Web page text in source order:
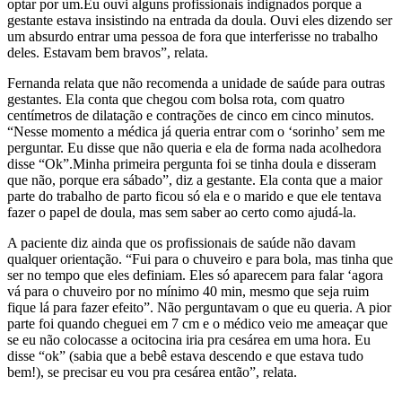
optar por um.Eu ouvi alguns profissionais indignados porque a
gestante estava insistindo na entrada da doula. Ouvi eles dizendo ser
um absurdo entrar uma pessoa de fora que interferisse no trabalho
deles. Estavam bem bravos”, relata.
Fernanda relata que não recomenda a unidade de saúde para outras
gestantes. Ela conta que chegou com bolsa rota, com quatro
centímetros de dilatação e contrações de cinco em cinco minutos.
“Nesse momento a médica já queria entrar com o ‘sorinho’ sem me
perguntar. Eu disse que não queria e ela de forma nada acolhedora
disse “Ok”.Minha primeira pergunta foi se tinha doula e disseram
que não, porque era sábado”, diz a gestante. Ela conta que a maior
parte do trabalho de parto ficou só ela e o marido e que ele tentava
fazer o papel de doula, mas sem saber ao certo como ajudá-la.
A paciente diz ainda que os profissionais de saúde não davam
qualquer orientação. “Fui para o chuveiro e para bola, mas tinha que
ser no tempo que eles definiam. Eles só aparecem para falar ‘agora
vá para o chuveiro por no mínimo 40 min, mesmo que seja ruim
fique lá para fazer efeito”. Não perguntavam o que eu queria. A pior
parte foi quando cheguei em 7 cm e o médico veio me ameaçar que
se eu não colocasse a ocitocina iria pra cesárea em uma hora. Eu
disse “ok” (sabia que a bebê estava descendo e que estava tudo
bem!), se precisar eu vou pra cesárea então”, relata.